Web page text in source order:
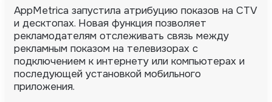
AppMetrica запустила атрибуцию показов на CTV
и десктопах. Новая функция позволяет
рекламодателям отслеживать связь между
рекламным показом на телевизорах с
подключением к интернету или компьютерах и
последующей установкой мобильного
приложения.